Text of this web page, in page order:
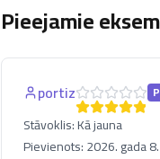
Pieejamie
portiz
Stāvoklis:Kā jauna
Pievienots:2026. gada